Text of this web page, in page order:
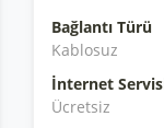
Bağlantı Türü
Kablosuz
İnternet
Ücretsiz